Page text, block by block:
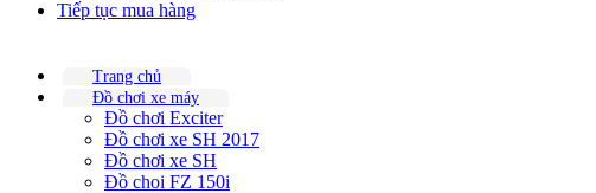
Tiếp tục mua hàng
Trang chủ
Đồ chơi xe máy
Đồ chơi Exciter
Đồ chơi xe SH 2017
Đồ chơi xe SH
Đồ choi FZ 150i